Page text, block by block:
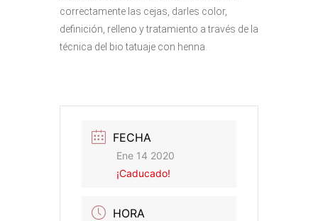
correctamente las cejas, darles color,
definición, relleno y tratamiento a través de la
técnica del bio tatuaje con henna.
FECHA
Ene 14 2020
¡Caducado!
HORA